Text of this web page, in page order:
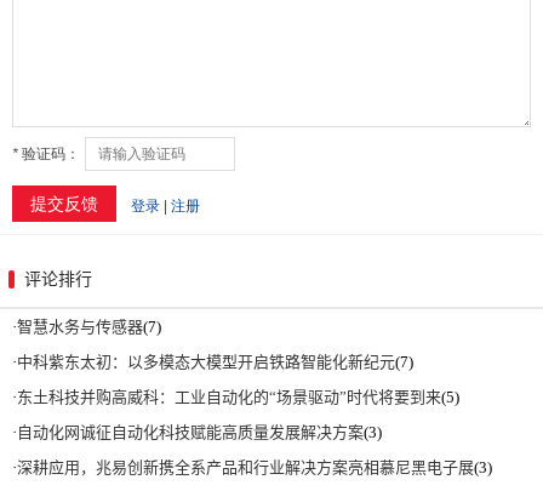
评论排行
·智慧水务与传感器(7)
·中科紫东太初：以多模态大模型开启铁路智能化新纪元(7)
·东土科技并购高威科：工业自动化的“场景驱动”时代将要到来(5)
· 自动化网诚征自动化科技赋能高质量发展解决方案(3)
·深耕应用，兆易创新携全系产品和行业解决方案亮相慕尼黑电子展(3)